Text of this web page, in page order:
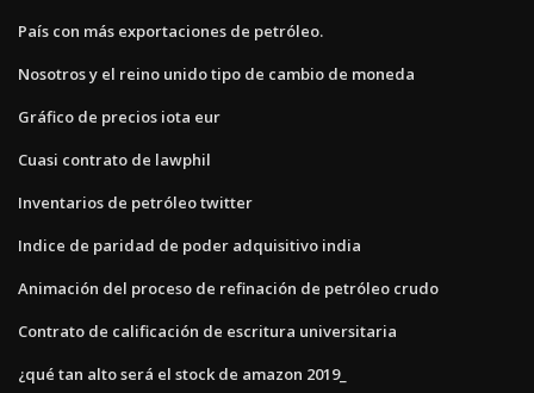
País con más exportaciones de petróleo.
Nosotros y el reino unido tipo de cambio de moneda
Gráfico de precios iota eur
Cuasi contrato de lawphil
Inventarios de petróleo twitter
Indice de paridad de poder adquisitivo india
Animación del proceso de refinación de petróleo crudo
Contrato de calificación de escritura universitaria
¿qué tan alto será el stock de amazon 2019_